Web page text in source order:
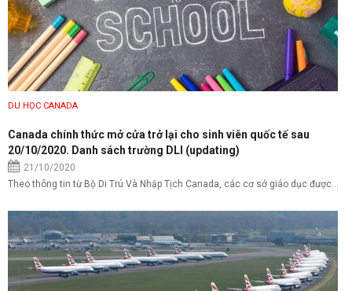
DU HỌC CANADA
Canada chính thức mở cửa trở lại cho sinh viên quốc tế sau
20/10/2020. Danh sách trường DLI (updating)
21/10/2020
Theo thông tin từ Bộ Di Trú Và Nhập Tịch Canada, các cơ sở giáo dục được...